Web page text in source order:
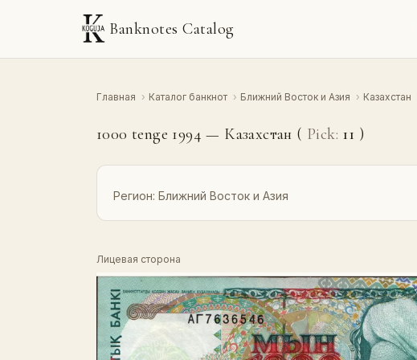
Banknotes Catalog
Главная › Каталог банкнот › Ближний Восток и Азия › Казахстан
1000 tenge 1994 — Казахстан ( Pick: 11 )
Регион: Ближний Восток и Азия
Лицевая сторона